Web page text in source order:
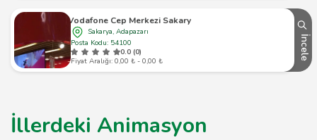
Vodafone Cep Merkezi Sakarya
Sakarya, Adapazarı
Posta Kodu: 54100
0.0 (0)
Fiyat Aralığı: 0,00 ₺ - 0,00 ₺
İncele
İllerdeki Animasyon